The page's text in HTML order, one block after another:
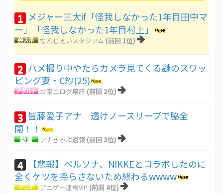
1 メジャー三大if「怪我しなかった1年目田中マ
ー」「怪我しなかった1年目村上」
なんじぇいスタジアム (前回 1位)
2 ハメ撮り中やたらカメラ見てくる謎のスワッ
ピング妻・C紗(25)
お宝エログ幕府 (前回 2位)
3 皆藤愛子アナ 透けノースリーブで脇全
開！！
アナきゃぷ速報 (前回 3位)
4
【悲報】ペルソナ、NIKKEとコラボしたのに
全くケツを揺らさないため終わるwwww
アニゲー速報VIP (前回 4位)